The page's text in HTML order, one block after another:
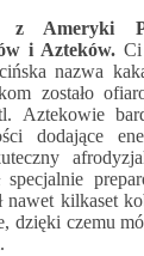
z Ameryki
i Azteków.Ci
nazwa
zostało
Aztekowie
dodające
nawet kilkaset
dzięki czemu